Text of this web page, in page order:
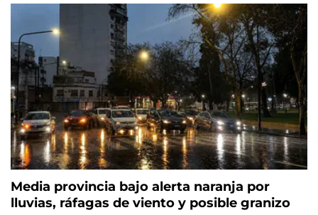
Media provincia bajo alerta naranja por
lluvias, ráfagas de viento y posible granizo